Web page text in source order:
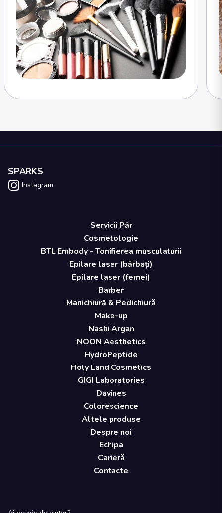
SPARKS
Instagram
Servicii Păr
Cosmetologie
BTL Embody - Tonifierea musculaturii
Epilare laser (bărbați)
Epilare laser (femei)
Barber
Manichiură & Pedichiură
Make-up
Nashi Argan
NOON Aesthetics
HydroPeptide
Holy Land Cosmetics
GIGI Laboratories
Davines
Colorescience
Altele produse
Despre noi
Echipa
Carieră
Contacte